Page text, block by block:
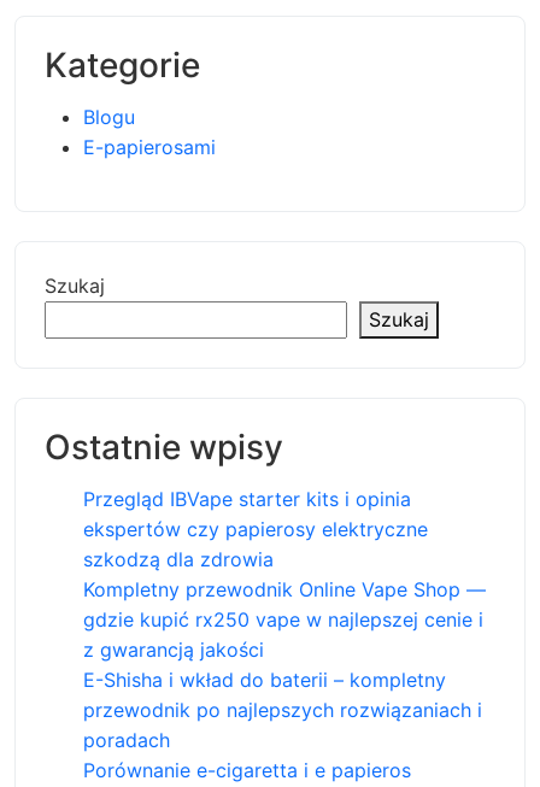
Kategorie
Blogu
E-papierosami
Szukaj
Szukaj
Ostatnie wpisy
Przegląd IBVape starter kits i opinia
ekspertów czy papierosy elektryczne
szkodzą dla zdrowia
Kompletny przewodnik Online Vape Shop —
gdzie kupić rx250 vape w najlepszej cenie i
z gwarancją jakości
E-Shisha i wkład do baterii – kompletny
przewodnik po najlepszych rozwiązaniach i
poradach
Porównanie e-cigaretta i e papieros